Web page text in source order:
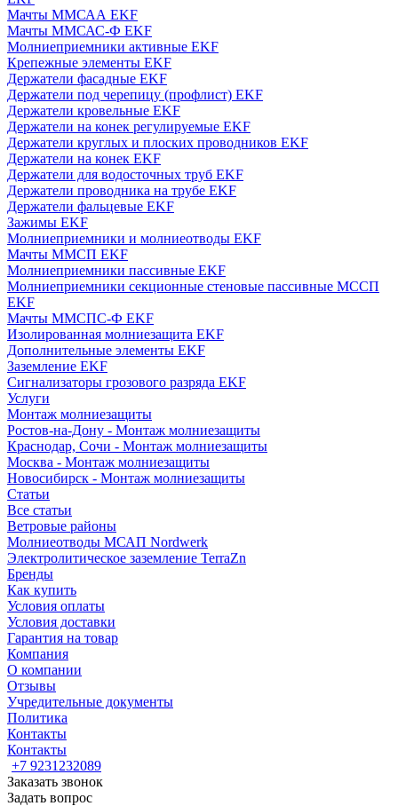
Мачты ММСАА EKF
Мачты ММСАС-Ф EKF
Молниеприемники активные EKF
Крепежные элементы EKF
Держатели фасадные EKF
Держатели под черепицу (профлист) EKF
Держатели кровельные EKF
Держатели на конек регулируемые EKF
Держатели круглых и плоских проводников EKF
Держатели на конек EKF
Держатели для водосточных труб EKF
Держатели проводника на трубе EKF
Держатели фальцевые EKF
Зажимы EKF
Молниеприемники и молниеотводы EKF
Мачты ММСП EKF
Молниеприемники пассивные EKF
Молниеприемники секционные стеновые пассивные МССП
EKF
Мачты ММСПС-Ф EKF
Изолированная молниезащита EKF
Дополнительные элементы EKF
Заземление EKF
Сигнализаторы грозового разряда EKF
Услуги
Монтаж молниезащиты
Ростов-на-Дону - Монтаж молниезащиты
Краснодар, Сочи - Монтаж молниезащиты
Москва - Монтаж молниезащиты
Новосибирск - Монтаж молниезащиты
Статьи
Все статьи
Ветровые районы
Молниеотводы МСАП Nordwerk
Электролитическое заземление TerraZn
Бренды
Как купить
Условия оплаты
Условия доставки
Гарантия на товар
Компания
О компании
Отзывы
Учредительные документы
Политика
Контакты
Контакты
+7 9231232089
Заказать звонок
Задать вопрос